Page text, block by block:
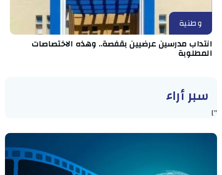
وطنية
انتداب مدرسين عرضيين بقفصة.. وهذه الاختصاصات
المطلوبة
سبر أراء
"]